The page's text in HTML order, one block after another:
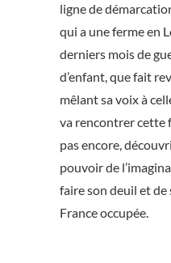
ligne de
qui a une ferme en
derniers mois de
d’enfant, que fait
mêlant sa voix à
va rencontrer cette
pas encore,
pouvoir de
faire son deuil et
France occupée.